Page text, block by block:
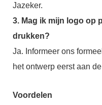
Jazeker.
3. Mag ik mijn logo op
drukken?
Ja. Informeer ons
het ontwerp eerst aan
Voordelen